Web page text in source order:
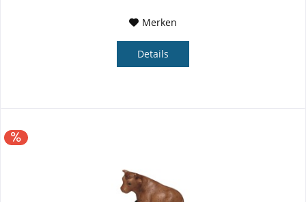
Merken
Details